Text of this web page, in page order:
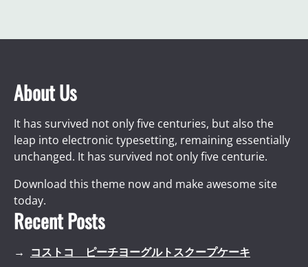
About Us
It has survived not only five centuries, but also the
leap into electronic typesetting, remaining essentially
unchanged. It has survived not only five centurie.
Download this theme now and make awesome site
today.
Recent Posts
コストコ ピーチヨーグルトスクープケーキ